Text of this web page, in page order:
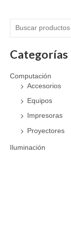
Categorías
Computación
Accesorios
Equipos
Impresoras
Proyectores
Iluminación